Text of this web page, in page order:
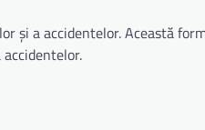
a accidentelor. Această